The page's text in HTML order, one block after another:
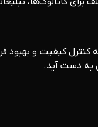
کنترل کیفیت و
به دست آید.